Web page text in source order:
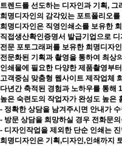
트렌드를 선도하는 디자인과 기획, 그
희명디자인의 감각있는 포트폴리오
희명디자인은 직영인쇄소를 보유한
직접생산확인증명서 발급기업으로
전문 포토그래퍼를 보유한 희명디자
전문화된 기획과 촬영을 통하여 최상
인쇄물에 필요한 다양한 제품촬영부
고객중심 맞춤형 웹사이트 제작업체
다년간 축적된 경험과 노하우를 통해
높은 숙련도의 작업자가 완성도 높은
- 정확한 상담을 남겨주시면 안내가
- 방문 상담을 희망하실 경우 전화문
- 디자인작업을 제외한 단순 인쇄는
희명디자인은 기획,디자인,인쇄까지